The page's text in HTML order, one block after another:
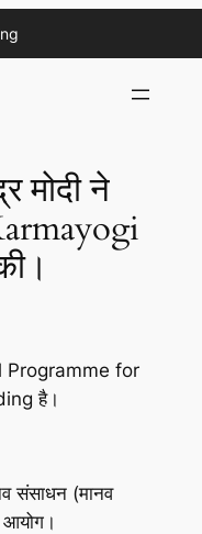
मोदी ने
Programme for
है।
संसाधन (मानव
आयोग।